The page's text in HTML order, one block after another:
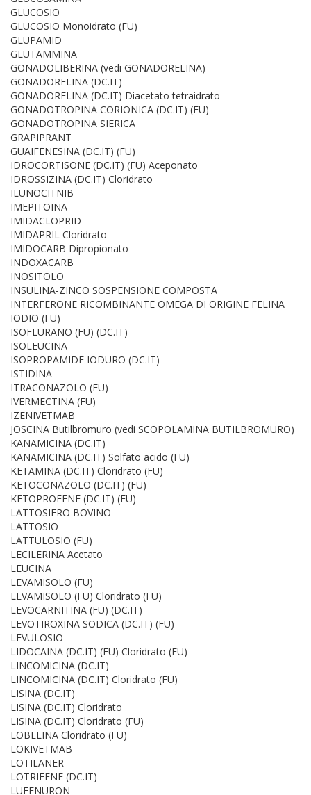
GLUCOSIO
GLUCOSIO Monoidrato (FU)
GLUPAMID
GLUTAMMINA
GONADOLIBERINA (vedi GONADORELINA)
GONADORELINA (DC.IT)
GONADORELINA (DC.IT) Diacetato tetraidrato
GONADOTROPINA CORIONICA (DC.IT) (FU)
GONADOTROPINA SIERICA
GRAPIPRANT
GUAIFENESINA (DC.IT) (FU)
IDROCORTISONE (DC.IT) (FU) Aceponato
IDROSSIZINA (DC.IT) Cloridrato
ILUNOCITNIB
IMEPITOINA
IMIDACLOPRID
IMIDAPRIL Cloridrato
IMIDOCARB Dipropionato
INDOXACARB
INOSITOLO
INSULINA-ZINCO SOSPENSIONE COMPOSTA
INTERFERONE RICOMBINANTE OMEGA DI ORIGINE FELINA
IODIO (FU)
ISOFLURANO (FU) (DC.IT)
ISOLEUCINA
ISOPROPAMIDE IODURO (DC.IT)
ISTIDINA
ITRACONAZOLO (FU)
IVERMECTINA (FU)
IZENIVETMAB
JOSCINA Butilbromuro (vedi SCOPOLAMINA BUTILBROMURO)
KANAMICINA (DC.IT)
KANAMICINA (DC.IT) Solfato acido (FU)
KETAMINA (DC.IT) Cloridrato (FU)
KETOCONAZOLO (DC.IT) (FU)
KETOPROFENE (DC.IT) (FU)
LATTOSIERO BOVINO
LATTOSIO
LATTULOSIO (FU)
LECILERINA Acetato
LEUCINA
LEVAMISOLO (FU)
LEVAMISOLO (FU) Cloridrato (FU)
LEVOCARNITINA (FU) (DC.IT)
LEVOTIROXINA SODICA (DC.IT) (FU)
LEVULOSIO
LIDOCAINA (DC.IT) (FU) Cloridrato (FU)
LINCOMICINA (DC.IT)
LINCOMICINA (DC.IT) Cloridrato (FU)
LISINA (DC.IT)
LISINA (DC.IT) Cloridrato
LISINA (DC.IT) Cloridrato (FU)
LOBELINA Cloridrato (FU)
LOKIVETMAB
LOTILANER
LOTRIFENE (DC.IT)
LUFENURON